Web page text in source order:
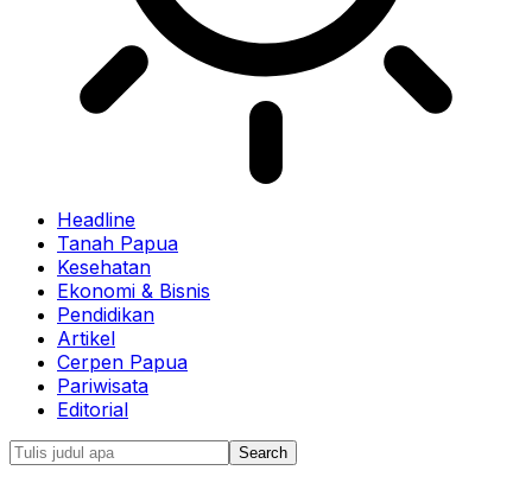
Headline
Tanah Papua
Kesehatan
Ekonomi & Bisnis
Pendidikan
Artikel
Cerpen Papua
Pariwisata
Editorial